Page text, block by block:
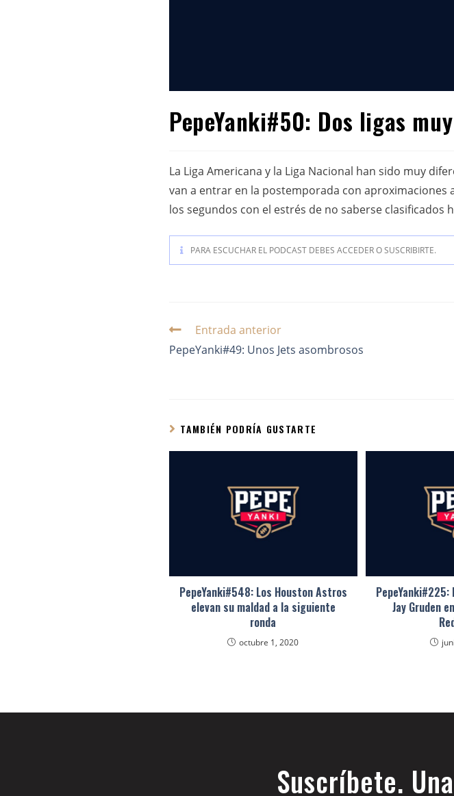
PepeYanki#50: Dos ligas
La Liga Americana y la Liga Nacional han sido muy
van a entrar en la postemporada con
los segundos con el estrés de no saberse clasificados
PARA ESCUCHAR EL PODCAST DEBES ACCEDER O SUSCRIBIRTE.
Entrada anterior
PepeYanki#49: Unos Jets asombrosos
TAMBIÉN PODRÍA GUSTARTE
PepeYanki#548: Los Houston Astros
elevan su maldad a la siguiente
ronda
octubre 1, 2020
Jay Gruden
Suscríbete.